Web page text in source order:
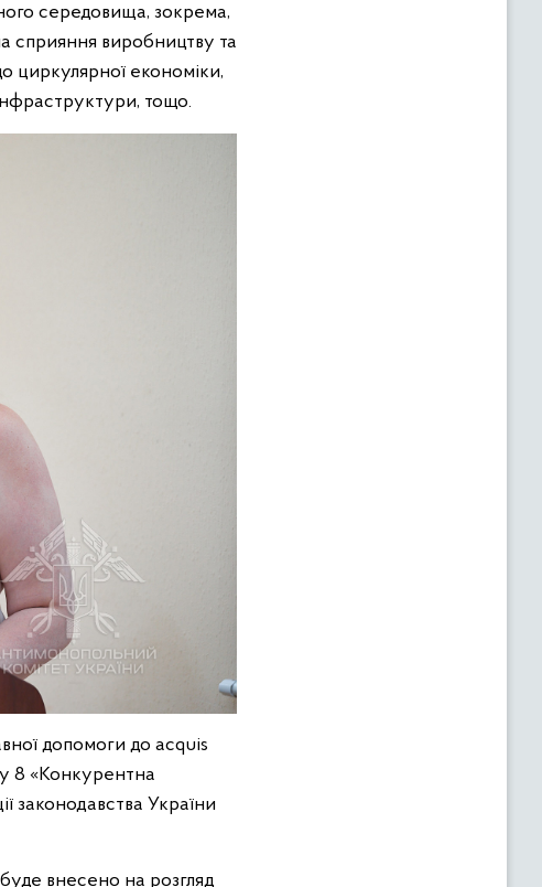
середовища, зокрема,
сприяння виробництву та
циркулярної економіки,
тощо.
допомоги до acquis
8 «Конкурентна
законодавства України
внесено на розгляд